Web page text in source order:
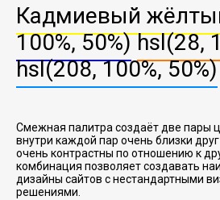
Кадмиевый
100%, 50%) hsl(28,
hsl(208, 100%, 50%)
Смежная палитра создаёт две пары
внутри каждой пар очень близки друг
очень контрастны по отношению к
комбинация позволяет создавать
дизайны сайтов с нестандартными
решениями.